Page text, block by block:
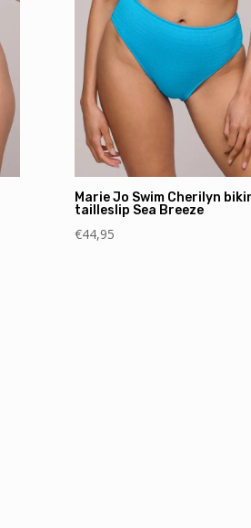
Marie Jo Swim Cherilyn
tailleslip Sea Breeze
€44,95